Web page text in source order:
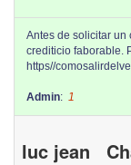
Antes de solicitar un
crediticio faborable.
https//
Admin: 1
luc jean